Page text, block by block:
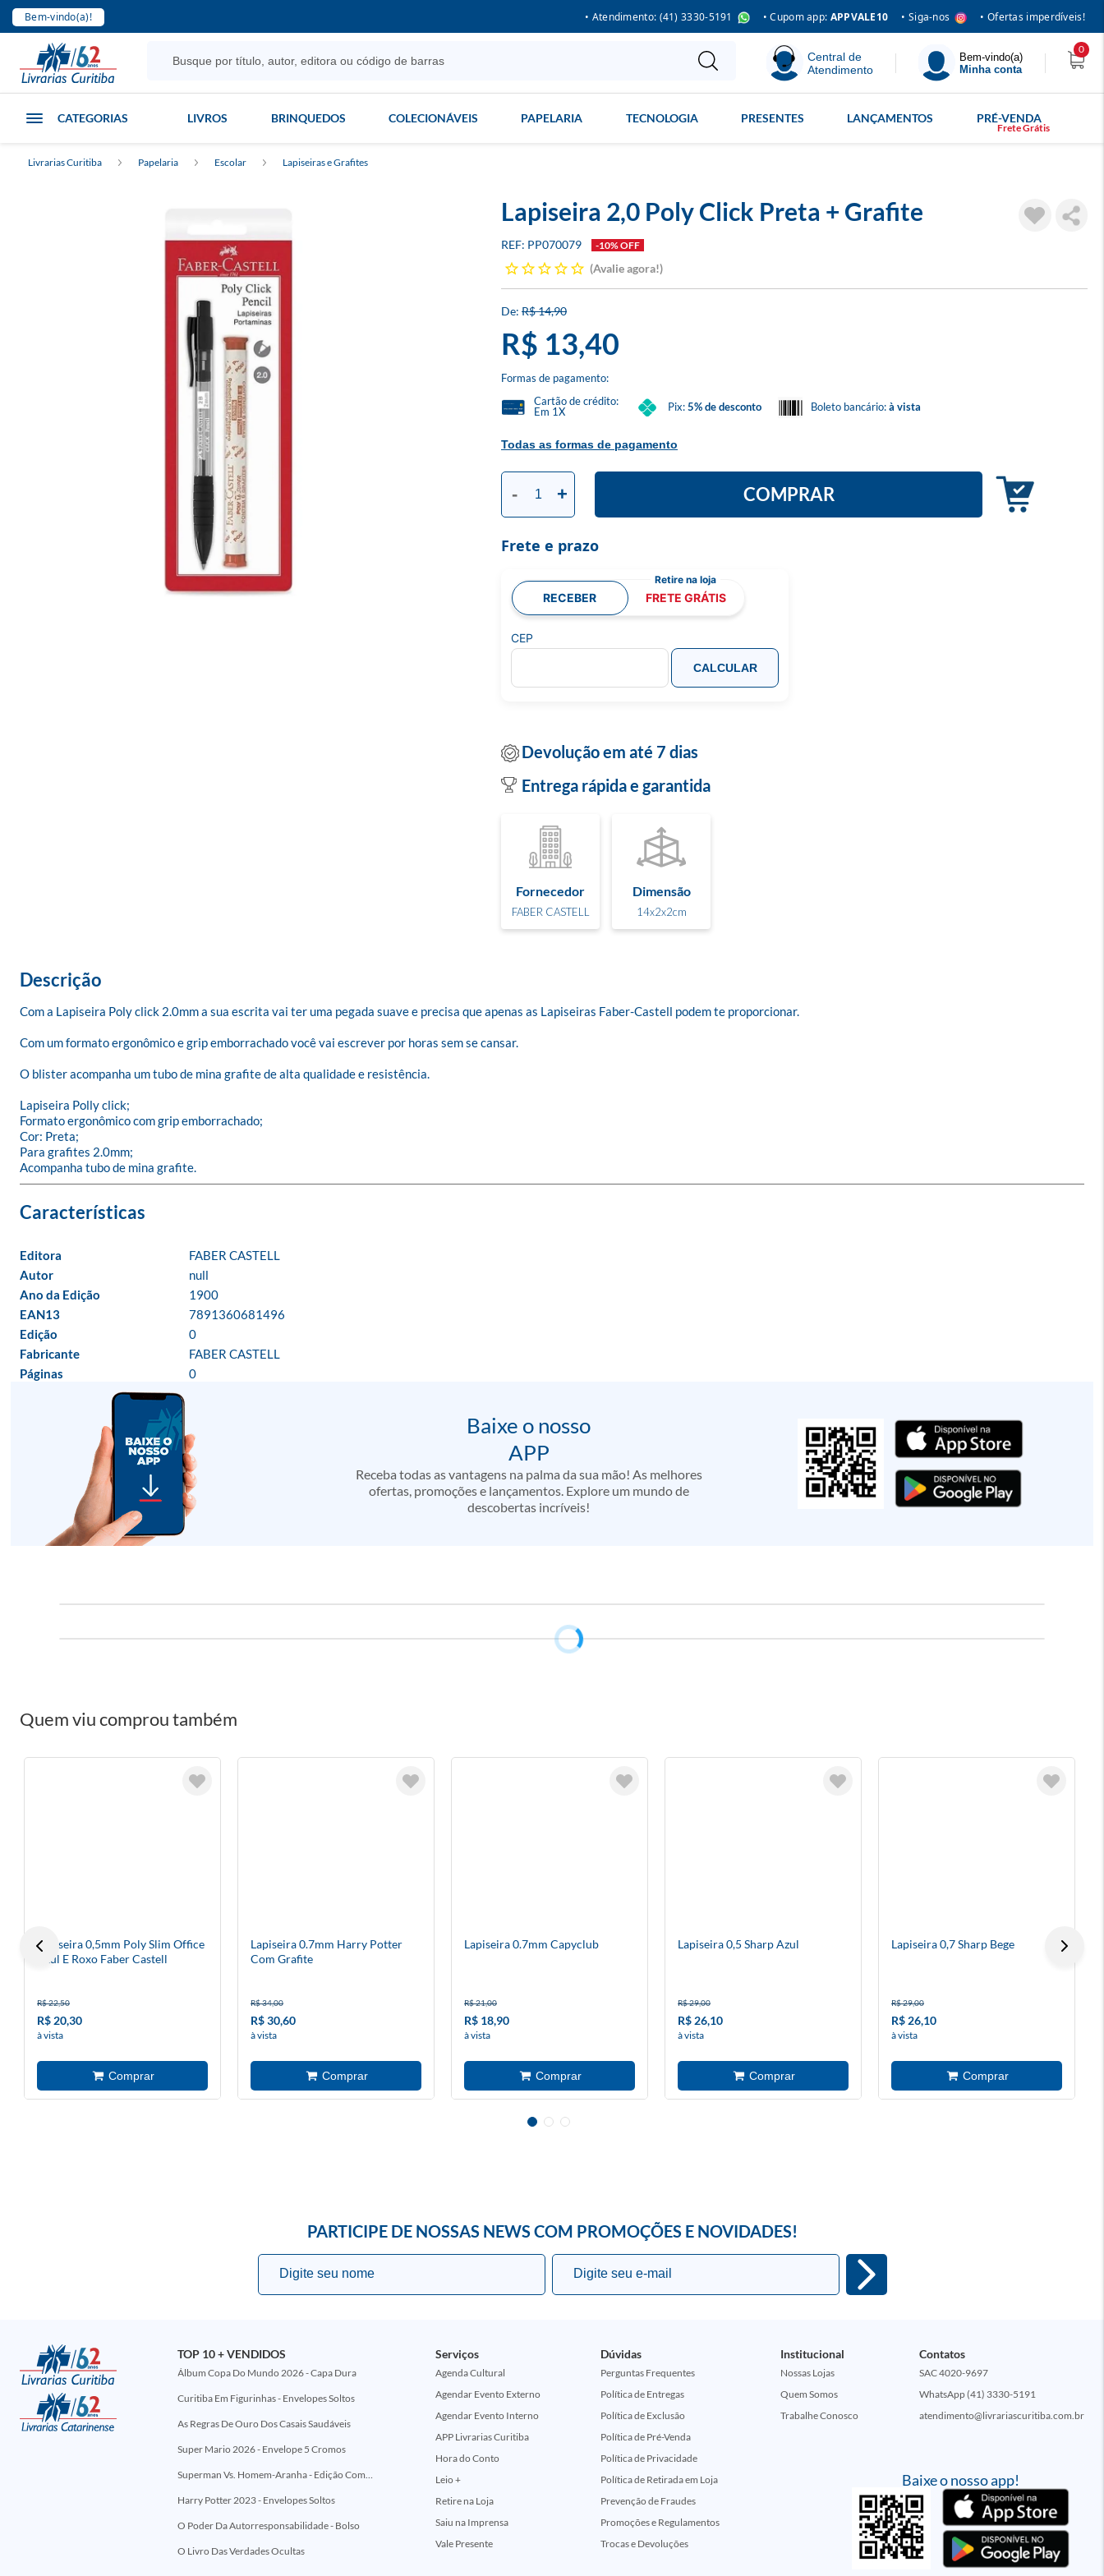
Bem-vindo(a)! • Atendimento: (41) 3330-5191 • Cupom app: APPVALE10 • Siga-nos • Ofertas imperdíveis!
Central de
Atendimento
Bem-vindo(a)
Minha conta
0
CATEGORIAS LIVROS BRINQUEDOS COLECIONÁVEIS PAPELARIA TECNOLOGIA PRESENTES LANÇAMENTOS PRÉ-VENDA
Livrarias Curitiba Papelaria Escolar Lapiseiras e Grafites
Lapiseira 2,0 Poly Click Preta + Grafite
PP070079 -10% OFF
Avalie agora!
R$ 14,90
R$ 13,40
Formas de pagamento:
Todas as formas de pagamento
Cartão de crédito:
Em 1X
Pix:5% de desconto Boleto bancário:à vista
- + COMPRAR
Frete e prazo
RECEBER FRETE GRÁTIS
CEP
CALCULAR
Devolução em até 7 dias
Entrega rápida e garantida
Fornecedor
FABER CASTELL
Dimensão
14x2x2cm
Descrição
Com a Lapiseira Poly click 2.0mm a sua escrita vai ter uma pegada suave e precisa que apenas as Lapiseiras Faber-Castell podem te proporcionar.
Com um formato ergonômico e grip emborrachado você vai escrever por horas sem se cansar.
O blister acompanha um tubo de mina grafite de alta qualidade e resistência.
Lapiseira Polly click;
Formato ergonômico com grip emborrachado;
Cor: Preta;
Para grafites 2.0mm;
Acompanha tubo de mina grafite.
Editora
FABER CASTELL
Autor
null
Ano da Edição
1900
EAN13
7891360681496
Edição
0
Fabricante
FABER CASTELL
Páginas
0
Baixe o nosso
APP
Receba todas as vantagens na palma da sua mão! As melhores
ofertas, promoções e lançamentos. Explore um mundo de
descobertas incríveis!
Quem viu comprou também
Lapiseira 0,5mm Poly Slim Office
Azul E Roxo Faber Castell
R$ 22,50
R$ 20,30
à vista
Lapiseira 0.7mm Harry Potter
Com Grafite
R$ 34,00
R$ 30,60
à vista
Lapiseira 0.7mm Capyclub
R$ 21,00
R$ 18,90
à vista
Lapiseira 0,5 Sharp Azul
R$ 29,00
R$ 26,10
à vista
Lapiseira 0,7 Sharp Bege
R$ 29,00
R$ 26,10
à vista
PARTICIPE DE NOSSAS NEWS COM PROMOÇÕES E NOVIDADES!
Baixe o nosso app!
TOP 10 + VENDIDOS
Álbum Copa Do Mundo 2026 - Capa Dura
Curitiba Em Figurinhas - Envelopes Soltos
As Regras De Ouro Dos Casais Saudáveis
Super Mario 2026 - Envelope 5 Cromos
Superman Vs. Homem-Aranha - Edição Comemorativa 50 Anos (Encontros Clássicos Dc E Marvel)
Harry Potter 2023 - Envelopes Soltos
O Poder Da Autorresponsabilidade - Bolso
O Livro Das Verdades Ocultas
Serviços
Agenda Cultural
Agendar Evento Externo
Agendar Evento Interno
APP Livrarias Curitiba
Hora do Conto
Leio +
Retire na Loja
Saiu na Imprensa
Vale Presente
Dúvidas
Perguntas Frequentes
Política de Entregas
Política de Exclusão
Política de Pré-Venda
Política de Privacidade
Política de Retirada em Loja
Prevenção de Fraudes
Promoções e Regulamentos
Trocas e Devoluções
Institucional
Nossas Lojas
Quem Somos
Trabalhe Conosco
Contatos
SAC 4020-9697
WhatsApp (41) 3330-5191
atendimento@livrariascuritiba.com.br